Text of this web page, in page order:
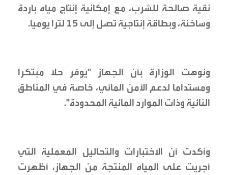
نقية صالحة للشرب، مع إمكانية إنتاج مياه باردة
وساخنة، وبطاقة إنتاجية تصل إلى 15 لترا يوميا.
ونوهت الوزارة بأن الجهاز "يوفر حلا مبتكرا
ومستداما لدعم الأمن المائي، خاصة في المناطق
النائية وذات الموارد المائية المحدودة".
وأكدت أن الاختبارات والتحاليل المعملية التي
أجريت على المياه المنتجة من الجهاز، أظهرت